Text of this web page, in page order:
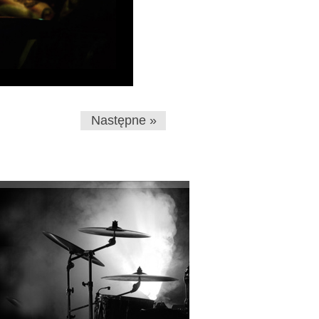
Następne »